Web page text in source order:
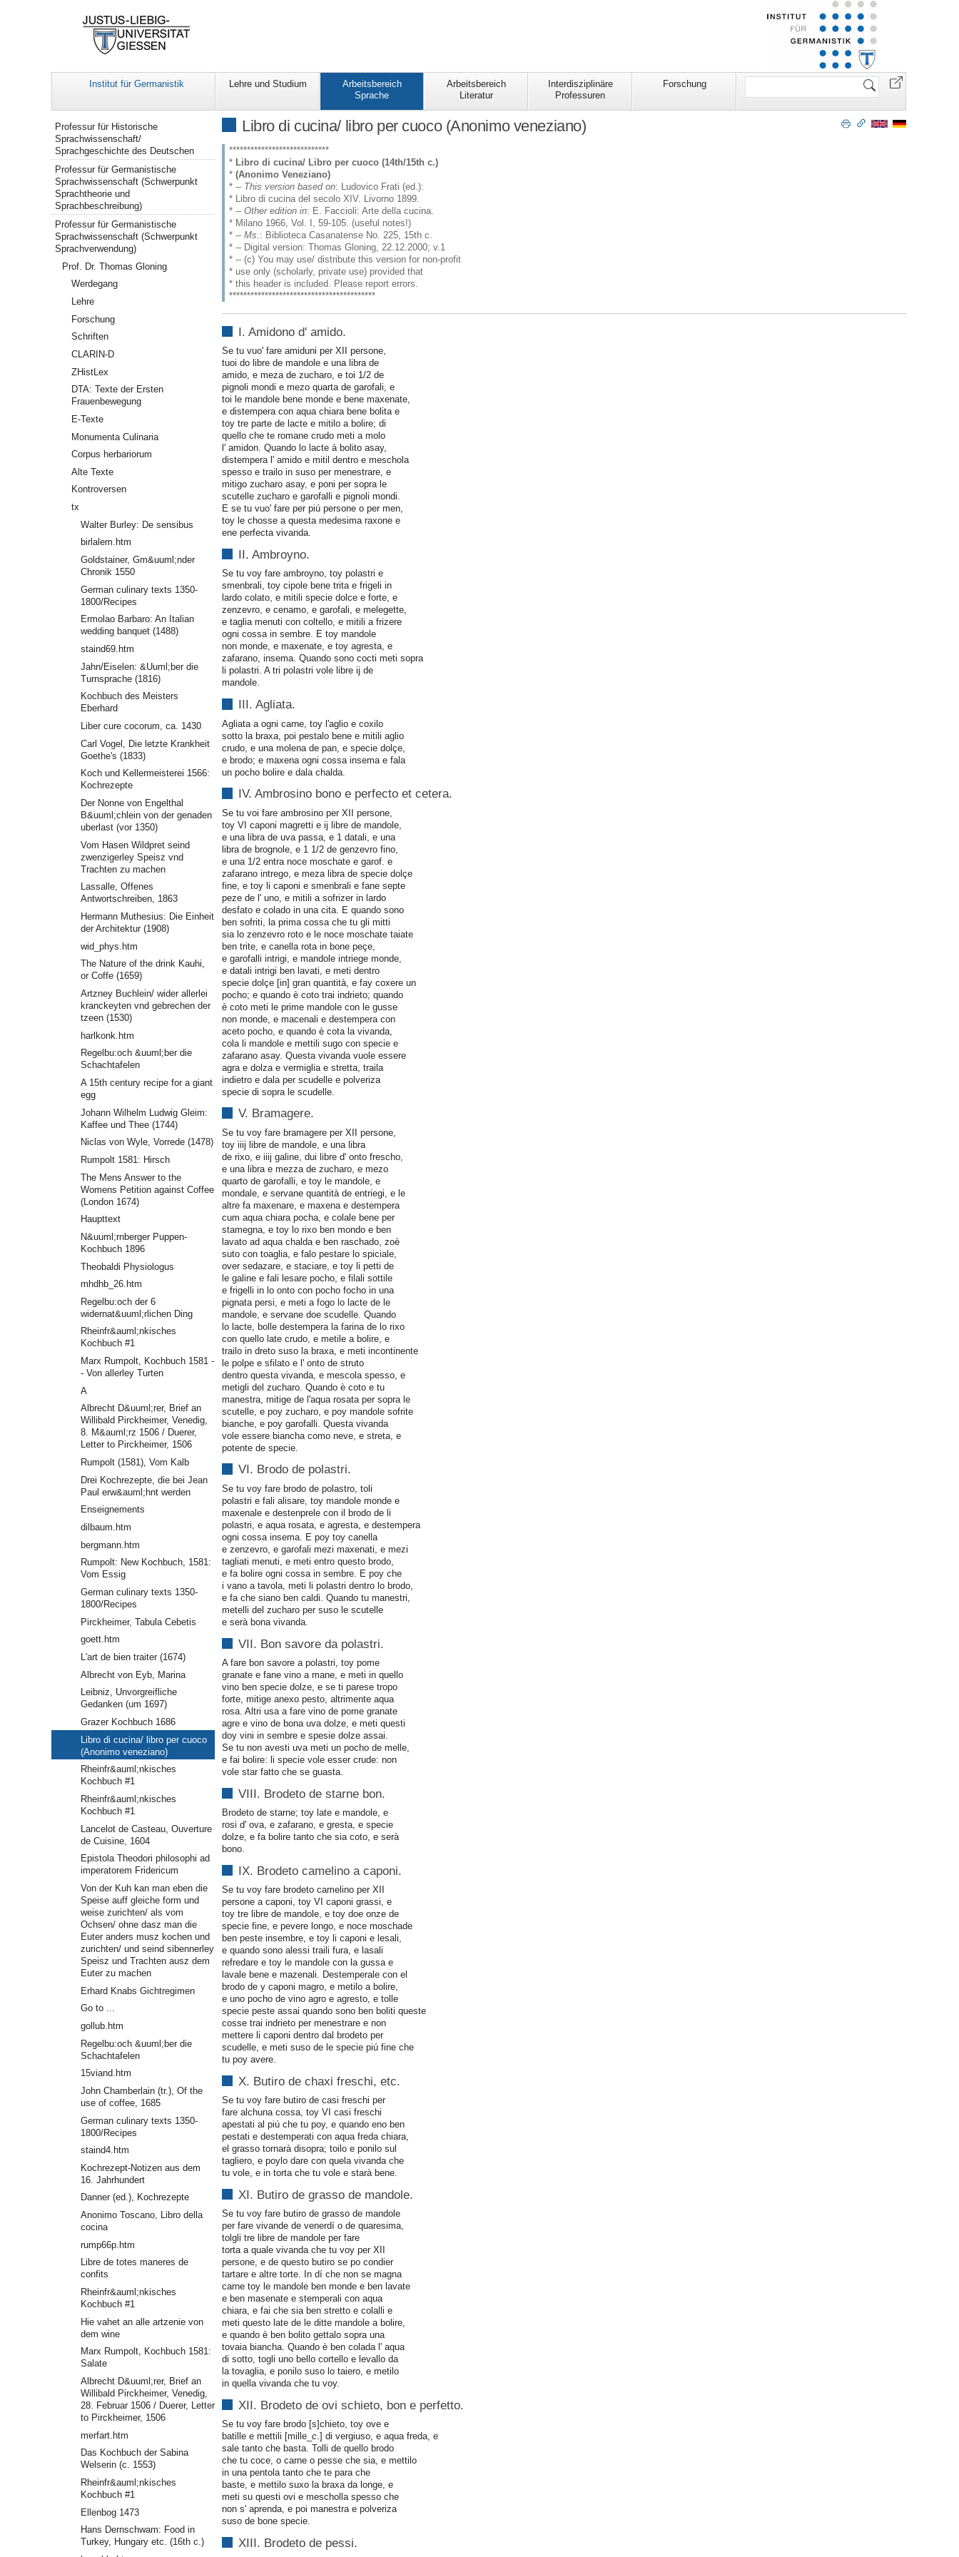
Institut für Germanistik Lehre und Studium
Arbeitsbereich
Sprache
Arbeitsbereich
Literatur
Interdisziplinäre
Professuren
Forschung
Website
Libro di cucina/ libro per cuoco (Anonimo veneziano)
****************************
* Libro di cucina/ Libro per cuoco (14th/15th c.)
*(Anonimo Veneziano)
* -- This version based on: Ludovico Frati (ed.):
* Libro di cucina del secolo XIV. Livorno 1899.
* --Other edition in: E. Faccioli: Arte della cucina.
* Milano 1966, Vol. I, 59-105. (useful notes!)
* --Ms. : Biblioteca Casanatense No. 225, 15th c.
* -- Digital version: Thomas Gloning, 22.12.2000; v.1
* -- (c) You may use/ distribute this version for non-profit
* use only (scholarly, private use) provided that
* this header is included. Please report errors.
*****************************************
I. Amidono d' amido.
Se tu vuo' fare amiduni per XII persone,
tuoi do libre de mandole e una libra de
amido, e meza de zucharo, e toi 1/2 de
pignoli mondi e mezo quarta de garofali, e
toi le mandole bene monde e bene maxenate,
e distempera con aqua chiara bene bolita e
toy tre parte de lacte e mitilo a bolire; di
quello che te romane crudo meti a molo
l' amidon. Quando lo lacte à bolito asay,
distempera l' amido e mitil dentro e meschola
spesso e trailo in suso per menestrare, e
mitigo zucharo asay, e poni per sopra le
scutelle zucharo e garofalli e pignoli mondi.
E se tu vuo' fare per piú persone o per men,
toy le chosse a questa medesima raxone e
ene perfecta vivanda.
II. Ambroyno.
Se tu voy fare ambroyno, toy polastri e
smenbrali, toy cipole bene trita e frigeli in
lardo colato, e mitili specie dolce e forte, e
zenzevro, e cenamo, e garofali, e melegette,
e taglia menuti con coltello, e mitili a frizere
ogni cossa in sembre. E toy mandole
non monde, e maxenate, e toy agresta, e
zafarano, insema. Quando sono cocti meti sopra
li polastri. A tri polastri vole libre ij de
mandole.
III. Agliata.
Agliata a ogni carne, toy l'aglio e coxilo
sotto la braxa, poi pestalo bene e mitili aglio
crudo, e una molena de pan, e specie dolçe,
e brodo; e maxena ogni cossa insema e fala
un pocho bolire e dala chalda.
IV. Ambrosino bono e perfecto et cetera.
Se tu voi fare ambrosino per XII persone,
toy VI caponi magretti e ij libre de mandole,
e una libra de uva passa, e 1 datali, e una
libra de brognole, e 1 1/2 de genzevro fino,
e una 1/2 entra noce moschate e garof. e
zafarano intrego, e meza libra de specie dolçe
fine, e toy li caponi e smenbrali e fane septe
peze de l' uno, e mitili a sofrizer in lardo
desfato e colado in una cita. E quando sono
ben sofriti, la prima cossa che tu gli mitti
sia lo zenzevro roto e le noce moschate taiate
ben trite, e canella rota in bone peçe,
e garofalli intrigi, e mandole intriege monde,
e datali intrigi ben lavati, e meti dentro
specie dolçe [in] gran quantità, e fay coxere un
pocho; e quando è coto trai indrieto; quando
è coto meti le prime mandole con le gusse
non monde, e macenali e destempera con
aceto pocho, e quando è cota la vivanda,
cola li mandole e mettili sugo con specie e
zafarano asay. Questa vivanda vuole essere
agra e dolza e vermiglia e stretta, traila
indietro e dala per scudelle e polveriza
specie di sopra le scudelle.
V. Bramagere.
Se tu voy fare bramagere per XII persone,
toy iiij libre de mandole, e una libra
de rixo, e iiij galine, dui libre d' onto frescho,
e una libra e mezza de zucharo, e mezo
quarto de garofalli, e toy le mandole, e
mondale, e servane quantità de entriegi, e le
altre fa maxenare, e maxena e destempera
cum aqua chiara pocha, e colale bene per
stamegna, e toy lo rixo ben mondo e ben
lavato ad aqua chalda e ben raschado, zoè
suto con toaglia, e falo pestare lo spiciale,
over sedazare, e staciare, e toy li petti de
le galine e fali lesare pocho, e filali sottile
e frigelli in lo onto con pocho focho in una
pignata persi, e meti a fogo lo lacte de le
mandole, e servane doe scudelle. Quando
lo lacte, bolle destempera la farina de lo rixo
con quello late crudo, e metile a bolire, e
trailo in dreto suso la braxa, e meti incontinente
le polpe e sfilato e l' onto de struto
dentro questa vivanda, e mescola spesso, e
metigli del zucharo. Quando è coto e tu
manestra, mitige de l'aqua rosata per sopra le
scutelle, e poy zucharo, e poy mandole sofrite
bianche, e poy garofalli. Questa vivanda
vole essere biancha como neve, e streta, e
potente de specie.
VI. Brodo de polastri.
Se tu voy fare brodo de polastro, toli
polastri e fali alisare, toy mandole monde e
maxenale e destenprele con il brodo de li
polastri, e aqua rosata, e agresta, e destempera
ogni cossa insema. E poy toy canella
e zenzevro, e garofali mezi maxenati, e mezi
tagliati menuti, e meti entro questo brodo,
e fa bolire ogni cossa in sembre. E poy che
i vano a tavola, meti li polastri dentro lo brodo,
e fa che siano ben caldi. Quando tu manestri,
metelli del zucharo per suso le scutelle
e serà bona vivanda.
VII. Bon savore da polastri.
A fare bon savore a polastri, toy pome
granate e fane vino a mane, e meti in quello
vino ben specie dolze, e se ti parese tropo
forte, mitige anexo pesto, altrimente aqua
rosa. Altri usa a fare vino de pome granate
agre e vino de bona uva dolze, e meti questi
doy vini in sembre e spesie dolze assai.
Se tu non avesti uva meti un pocho de melle,
e fai bolire: li specie vole esser crude: non
vole star fatto che se guasta.
VIII. Brodeto de starne bon.
Brodeto de starne; toy late e mandole, e
rosi d' ova, e zafarano, e gresta, e specie
dolze, e fa bolire tanto che sia coto, e serà
bono.
IX. Brodeto camelino a caponi.
Se tu voy fare brodeto camelino per XII
persone a caponi, toy VI caponi grassi, e
toy tre libre de mandole, e toy doe onze de
specie fine, e pevere longo, e noce moschade
ben peste insembre, e toy li caponi e lesali,
e quando sono alessi traili fura, e lasali
refredare e toy le mandole con la gussa e
lavale bene e mazenali. Destemperale con el
brodo de y caponi magro, e metilo a bolire,
e uno pocho de vino agro e agresto, e tolle
specie peste assai quando sono ben boliti queste
cosse trai indrieto per menestrare e non
mettere li caponi dentro dal brodeto per
scudelle, e meti suso de le specie piú fine che
tu poy avere.
X. Butiro de chaxi freschi, etc.
Se tu voy fare butiro de casi freschi per
fare alchuna cossa, toy VI casi freschi
apestati al piú che tu poy, e quando eno ben
pestati e destemperati con aqua freda chiara,
el grasso tornarà disopra; toilo e ponilo sul
tagliero, e poylo dare con quela vivanda che
tu vole, e in torta che tu vole e starà bene.
XI. Butiro de grasso de mandole.
Se tu voy fare butiro de grasso de mandole
per fare vivande de venerdí o de quaresima,
tolgli tre libre de mandole per fare
torta a quale vivanda che tu voy per XII
persone, e de questo butiro se po condier
tartare e altre torte. In dí che non se magna
carne toy le mandole ben monde e ben lavate
e ben masenate e stemperali con aqua
chiara, e fai che sia ben stretto e colalli e
meti questo late de le ditte mandole a bolire,
e quando è ben bolito gettalo sopra una
tovaia biancha. Quando è ben colada l' aqua
di sotto, togli uno bello cortello e levallo da
la tovaglia, e ponilo suso lo taiero, e metilo
in quella vivanda che tu voy.
XII. Brodeto de ovi schieto, bon e perfetto.
Se tu voy fare brodo [s]chieto, toy ove e
batille e mettili [mille_ c.] di vergiuso, e aqua freda, e
sale tanto che basta. Tolli de quello brodo
che tu coce, o carne o pesse che sia, e mettilo
in una pentola tanto che te para che
baste, e mettilo suxo la braxa da longe, e
meti su questi ovi e mescholla spesso che
non s' aprenda, e poi manestra e polveriza
suso de bone specie.
XIII. Brodeto de pessi.
Navigation
Professur für Historische
Sprachwissenschaft/
Sprachgeschichte des Deutschen
Professur für Germanistische
Sprachwissenschaft (Schwerpunkt
Sprachtheorie und
Sprachbeschreibung)
Professur für Germanistische
Sprachwissenschaft (Schwerpunkt
Sprachverwendung)
Prof. Dr. Thomas Gloning
Werdegang
Lehre
Forschung
Schriften
CLARIN-D
ZHistLex
DTA: Texte der Ersten
Frauenbewegung
E-Texte
Monumenta Culinaria
Corpus herbariorum
Alte Texte
Kontroversen
tx
Walter Burley: De sensibus
birlalem.htm
Goldstainer, Gm&uuml;nder
Chronik 1550
German culinary texts 1350-
1800/Recipes
Ermolao Barbaro: An Italian
wedding banquet (1488)
staind69.htm
Jahn/Eiselen: &Uuml;ber die
Turnsprache (1816)
Kochbuch des Meisters
Eberhard
Liber cure cocorum, ca. 1430
Carl Vogel, Die letzte Krankheit
Goethe's (1833)
Koch und Kellermeisterei 1566:
Kochrezepte
Der Nonne von Engelthal
B&uuml;chlein von der genaden
uberlast (vor 1350)
Vom Hasen Wildpret seind
zwenzigerley Speisz vnd
Trachten zu machen
Lassalle, Offenes
Antwortschreiben, 1863
Hermann Muthesius: Die Einheit
der Architektur (1908)
wid_phys.htm
The Nature of the drink Kauhi,
or Coffe (1659)
Artzney Buchlein/ wider allerlei
kranckeyten vnd gebrechen der
tzeen (1530)
harlkonk.htm
Regelbu:och &uuml;ber die
Schachtafelen
A 15th century recipe for a giant
egg
Johann Wilhelm Ludwig Gleim:
Kaffee und Thee (1744)
Niclas von Wyle, Vorrede (1478)
Rumpolt 1581: Hirsch
The Mens Answer to the
Womens Petition against Coffee
(London 1674)
Haupttext
N&uuml;rnberger Puppen-
Kochbuch 1896
Theobaldi Physiologus
mhdhb_26.htm
Regelbu:och der 6
widernat&uuml;rlichen Ding
Rheinfr&auml;nkisches
Kochbuch #1
Marx Rumpolt, Kochbuch 1581 -
- Von allerley Turten
A
Albrecht D&uuml;rer, Brief an
Willibald Pirckheimer, Venedig,
8. M&auml;rz 1506 / Duerer,
Letter to Pirckheimer, 1506
Rumpolt (1581), Vom Kalb
Drei Kochrezepte, die bei Jean
Paul erw&auml;hnt werden
Enseignements
dilbaum.htm
bergmann.htm
Rumpolt: New Kochbuch, 1581:
Vom Essig
German culinary texts 1350-
1800/Recipes
Pirckheimer, Tabula Cebetis
goett.htm
L'art de bien traiter (1674)
Albrecht von Eyb, Marina
Leibniz, Unvorgreifliche
Gedanken (um 1697)
Grazer Kochbuch 1686
Libro di cucina/ libro per cuoco
(Anonimo veneziano)
Rheinfr&auml;nkisches
Kochbuch #1
Rheinfr&auml;nkisches
Kochbuch #1
Lancelot de Casteau, Ouverture
de Cuisine, 1604
Epistola Theodori philosophi ad
imperatorem Fridericum
Von der Kuh kan man eben die
Speise auff gleiche form und
weise zurichten/ als vom
Ochsen/ ohne dasz man die
Euter anders musz kochen und
zurichten/ und seind sibennerley
Speisz und Trachten ausz dem
Euter zu machen
Erhard Knabs Gichtregimen
Go to ...
gollub.htm
Regelbu:och &uuml;ber die
Schachtafelen
15viand.htm
John Chamberlain (tr.), Of the
use of coffee, 1685
German culinary texts 1350-
1800/Recipes
staind4.htm
Kochrezept-Notizen aus dem
16. Jahrhundert
Danner (ed.), Kochrezepte
Anonimo Toscano, Libro della
cocina
rump66p.htm
Libre de totes maneres de
confits
Rheinfr&auml;nkisches
Kochbuch #1
Hie vahet an alle artzenie von
dem wine
Marx Rumpolt, Kochbuch 1581:
Salate
Albrecht D&uuml;rer, Brief an
Willibald Pirckheimer, Venedig,
28. Februar 1506 / Duerer, Letter
to Pirckheimer, 1506
merfart.htm
Das Kochbuch der Sabina
Welserin (c. 1553)
Rheinfr&auml;nkisches
Kochbuch #1
Ellenbog 1473
Hans Dernschwam: Food in
Turkey, Hungary etc. (16th c.)